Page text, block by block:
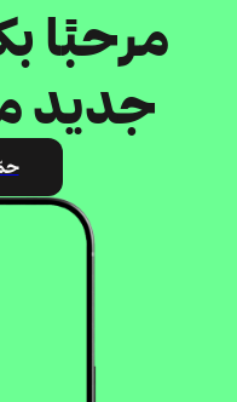
مرحبًا
جديد